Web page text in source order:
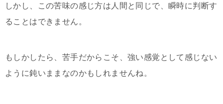
しかし、この苦味の感じ方は人間と同じで、瞬時に判断す
ることはできません。
もしかしたら、苦手だからこそ、強い感覚として感じない
ように鈍いままなのかもしれませんね。